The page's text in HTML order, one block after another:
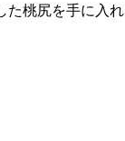
た桃尻を手に入れ